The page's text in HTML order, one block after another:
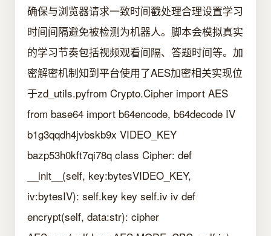
确保与浏览器请求一致时间戳处理合理设置学习
时间间隔避免被检测为机器人。脚本会模拟真实
的学习节奏包括视频观看间隔、答题时间等。加
密解密机制知到平台使用了AES加密相关实现位
于zd_utils.pyfrom Crypto.Cipher import AES
from base64 import b64encode, b64decode IV
b1g3qqdh4jvbskb9x VIDEO_KEY
bazp53h0kft7qi78q class Cipher: def
__init__(self, key:bytesVIDEO_KEY,
iv:bytesIV): self.key key self.iv iv def
encrypt(self, data:str): cipher